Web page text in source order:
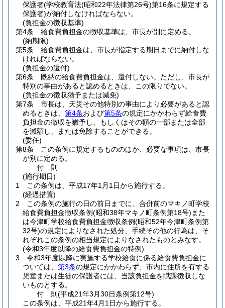
保護者(学校教育法(昭和22年法律第26号)第16条に規定する
保護者)が納付しなければならない。
(負担金の徴収基準)
第4条
給食費負担金の徴収基準は、市長が別に定める。
(納期限)
第5条
給食費負担金は、市長が指定する期日までに納付しな
ければならない。
(負担金の還付)
第6条
既納の給食費負担金は、還付しない。 ただし、市長が
特別の事由があると認めるときは、この限りでない。
(負担金の徴収猶予または減免)
第7条
市長は、天災その他特別の事由により必要があると認
めるときは、 第4条および第5条の規定にかかわらず給食費
負担金の徴収を猶予し、もしくはその額の一部または全部
を減額し、または免除することができる。
(委任)
第8条
この条例に規定するもののほか、必要な事項は、市長
が別に定める。
付 則
(施行期日)
1
この条例は、平成17年1月1日から施行する。
(経過措置)
2
この条例の施行の日の前日までに、合併前のマキノ町学校
給食費負担金徴収条例(昭和38年マキノ町条例第18号) また
は今津町学校給食費負担金徴収条例(昭和52年今津町条例第
32号)の規定によりなされた処分、手続その他の行為は、そ
れぞれこの条例の相当規定によりなされたものとみなす。
(令和3年度以降の給食費負担金の特例)
3
令和3年度以降に実施する学校給食に係る給食費負担金に
ついては、 第3条の規定にかかわらず、市内に住所を有する
児童または生徒の保護者には、当該負担金を賦課徴収しな
いものとする。
付 則(平成21年3月30日条例第12号)
この条例は、平成21年4月1日から施行する。